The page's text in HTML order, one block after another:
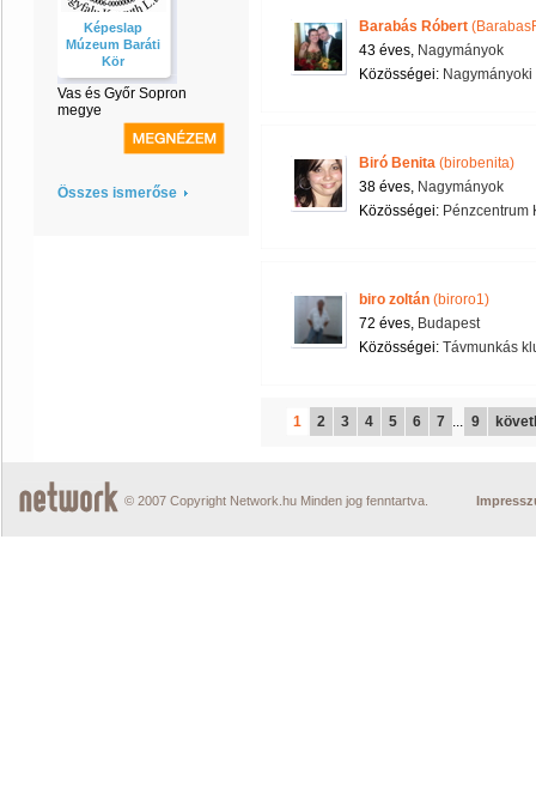
Képeslap
Múzeum Baráti
Kör
Vas és Győr Sopron
megye
Összes ismerőse
Barabás Róbert
43 éves, Nagymányok
Közösségei: Nagymányoki
Biró Benita (birobenita)
38 éves, Nagymányok
Közösségei: Pénzcentrum
biro zoltán (biroro1)
72 éves, Budapest
Közösségei: Távmunkás
1 2 3 4 5 6 7 ... 9
© 2007 Copyright Network.hu Minden jog fenntartva.